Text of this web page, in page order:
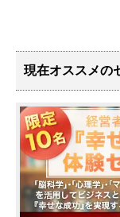
現在オススメの